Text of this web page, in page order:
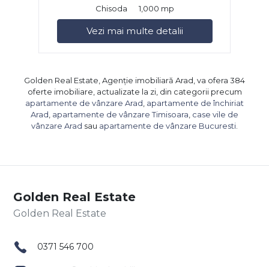
Chisoda
1,000 mp
Vezi mai multe detalii
Golden Real Estate, Agenție imobiliară Arad, va ofera 384
oferte imobiliare, actualizate la zi, din categorii precum
apartamente de vânzare Arad, apartamente de închiriat
Arad, apartamente de vânzare Timisoara, case vile de
vânzare Arad sau apartamente de vânzare Bucuresti.
Golden Real Estate
0371 546 700